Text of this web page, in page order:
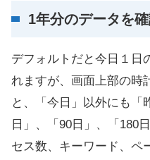
1年分のデータを
デフォルトだと今日１日
れますが、画面上部の時
と、「今日」以外にも「
日」、「90日」、「180
セス数、キーワード、ペ